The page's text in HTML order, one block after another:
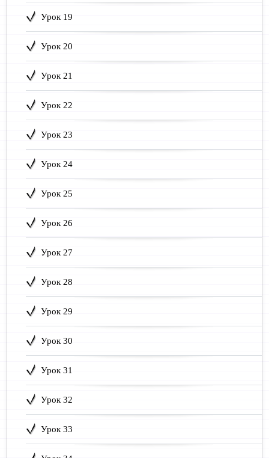
Урок 19
Урок 20
Урок 21
Урок 22
Урок 23
Урок 24
Урок 25
Урок 26
Урок 27
Урок 28
Урок 29
Урок 30
Урок 31
Урок 32
Урок 33